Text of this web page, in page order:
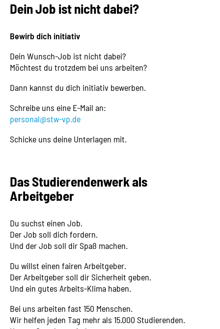
Dein Job ist nicht dabei?
Bewirb dich initiativ
Dein Wunsch-Job ist nicht dabei?
Möchtest du trotzdem bei uns arbeiten?
Dann kannst du dich initiativ bewerben.
Schreibe uns eine E-Mail an:
personal@stw-vp.de
Schicke uns deine Unterlagen mit.
Das Studierendenwerk als
Arbeitgeber
Du suchst einen Job.
Der Job soll dich fordern.
Und der Job soll dir Spaß machen.
Du willst einen fairen Arbeitgeber.
Der Arbeitgeber soll dir Sicherheit geben.
Und ein gutes Arbeits-Klima haben.
Bei uns arbeiten fast 150 Menschen.
Wir helfen jeden Tag mehr als 15.000 Studierenden.